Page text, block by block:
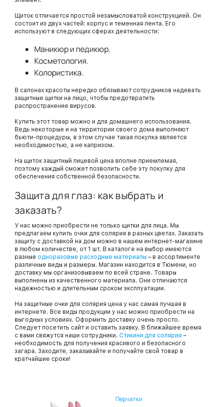
Щиток отличается простой незамысловатой конструкцией. Он
состоит из двух частей: корпус и теменная лента. Его
используют в следующих сферах деятельности:
Маникюр и педикюр.
Косметология.
Колористика.
В салонах красоты нередко обязывают сотрудников надевать
защитные щитки на лицо, чтобы предотвратить
распространение вирусов.
Купить этот товар можно и для домашнего использования.
Ведь некоторые и на территории своего дома выполняют
бьюти-процедуры, в этом случае такая покупка является
необходимостью, а не капризом.
На щиток защитный лицевой цена вполне приемлемая,
поэтому каждый сможет позволить себе эту покупку для
обеспечения собственной безопасности.
Защита для глаз: как выбрать и
заказать?
У нас можно приобрести не только щитки для лица. Мы
предлагаем купить очки для солярия в разных цветах. Заказать
защиту с доставкой на дом можно в нашем интернет-магазине
в любом количестве, от 1 шт. В каталоге на выбор имеются
разные одноразовые расходные материалы – в ассортименте
различные виды и размеры. Магазин находится в Тюмени, но
доставку мы организовываем по всей стране. Товары
выполнены из качественного материала. Они отличаются
надежностью и длительным сроком эксплуатации.
На защитные очки для солярия цена у нас самая лучшая в
интернете. Все виды продукции у нас можно приобрести на
выгодных условиях. Оформить доставку очень просто.
Следует посетить сайт и оставить заявку. В ближайшее время
с вами свяжутся наши сотрудники. Стикини для солярия –
необходимость для получения красивого и безопасного
загара. Заходите, заказывайте и получайте свой товар в
кратчайшие сроки!
Перчатки